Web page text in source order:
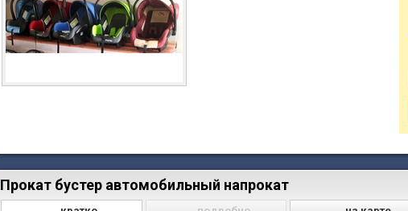
Прокат бустер автомобильный напрокат